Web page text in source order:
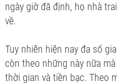
ngày giờ đã định, họ nhà
về.
Tuy nhiên hiện nay đa số
còn theo những này nữa
thời gian và tiền bạc. Theo